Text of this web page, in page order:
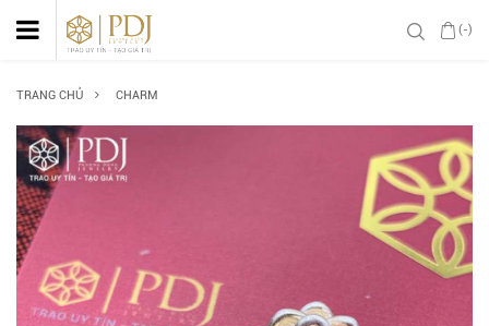
(-)
TRANG CHỦ CHARM